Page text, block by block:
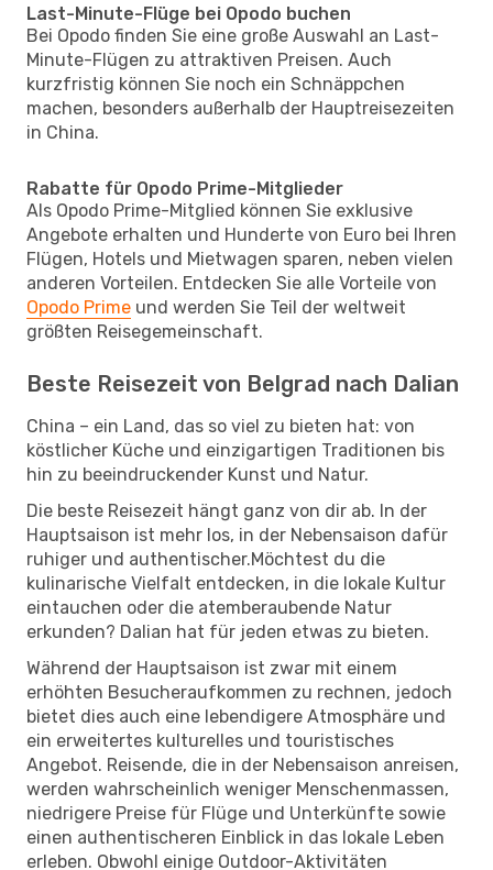
Last-Minute-Flüge bei Opodo buchen
Bei Opodo finden Sie eine große Auswahl an Last-
Minute-Flügen zu attraktiven Preisen. Auch
kurzfristig können Sie noch ein Schnäppchen
machen, besonders außerhalb der Hauptreisezeiten
in China.
Rabatte für Opodo Prime-Mitglieder
Als Opodo Prime-Mitglied können Sie exklusive
Angebote erhalten und Hunderte von Euro bei Ihren
Flügen, Hotels und Mietwagen sparen, neben vielen
anderen Vorteilen. Entdecken Sie alle Vorteile von
Opodo Prime und werden Sie Teil der weltweit
größten Reisegemeinschaft.
Beste Reisezeit von Belgrad nach Dalian
China – ein Land, das so viel zu bieten hat: von
köstlicher Küche und einzigartigen Traditionen bis
hin zu beeindruckender Kunst und Natur.
Die beste Reisezeit hängt ganz von dir ab. In der
Hauptsaison ist mehr los, in der Nebensaison dafür
ruhiger und authentischer.Möchtest du die
kulinarische Vielfalt entdecken, in die lokale Kultur
eintauchen oder die atemberaubende Natur
erkunden? Dalian hat für jeden etwas zu bieten.
Während der Hauptsaison ist zwar mit einem
erhöhten Besucheraufkommen zu rechnen, jedoch
bietet dies auch eine lebendigere Atmosphäre und
ein erweitertes kulturelles und touristisches
Angebot. Reisende, die in der Nebensaison anreisen,
werden wahrscheinlich weniger Menschenmassen,
niedrigere Preise für Flüge und Unterkünfte sowie
einen authentischeren Einblick in das lokale Leben
erleben. Obwohl einige Outdoor-Aktivitäten